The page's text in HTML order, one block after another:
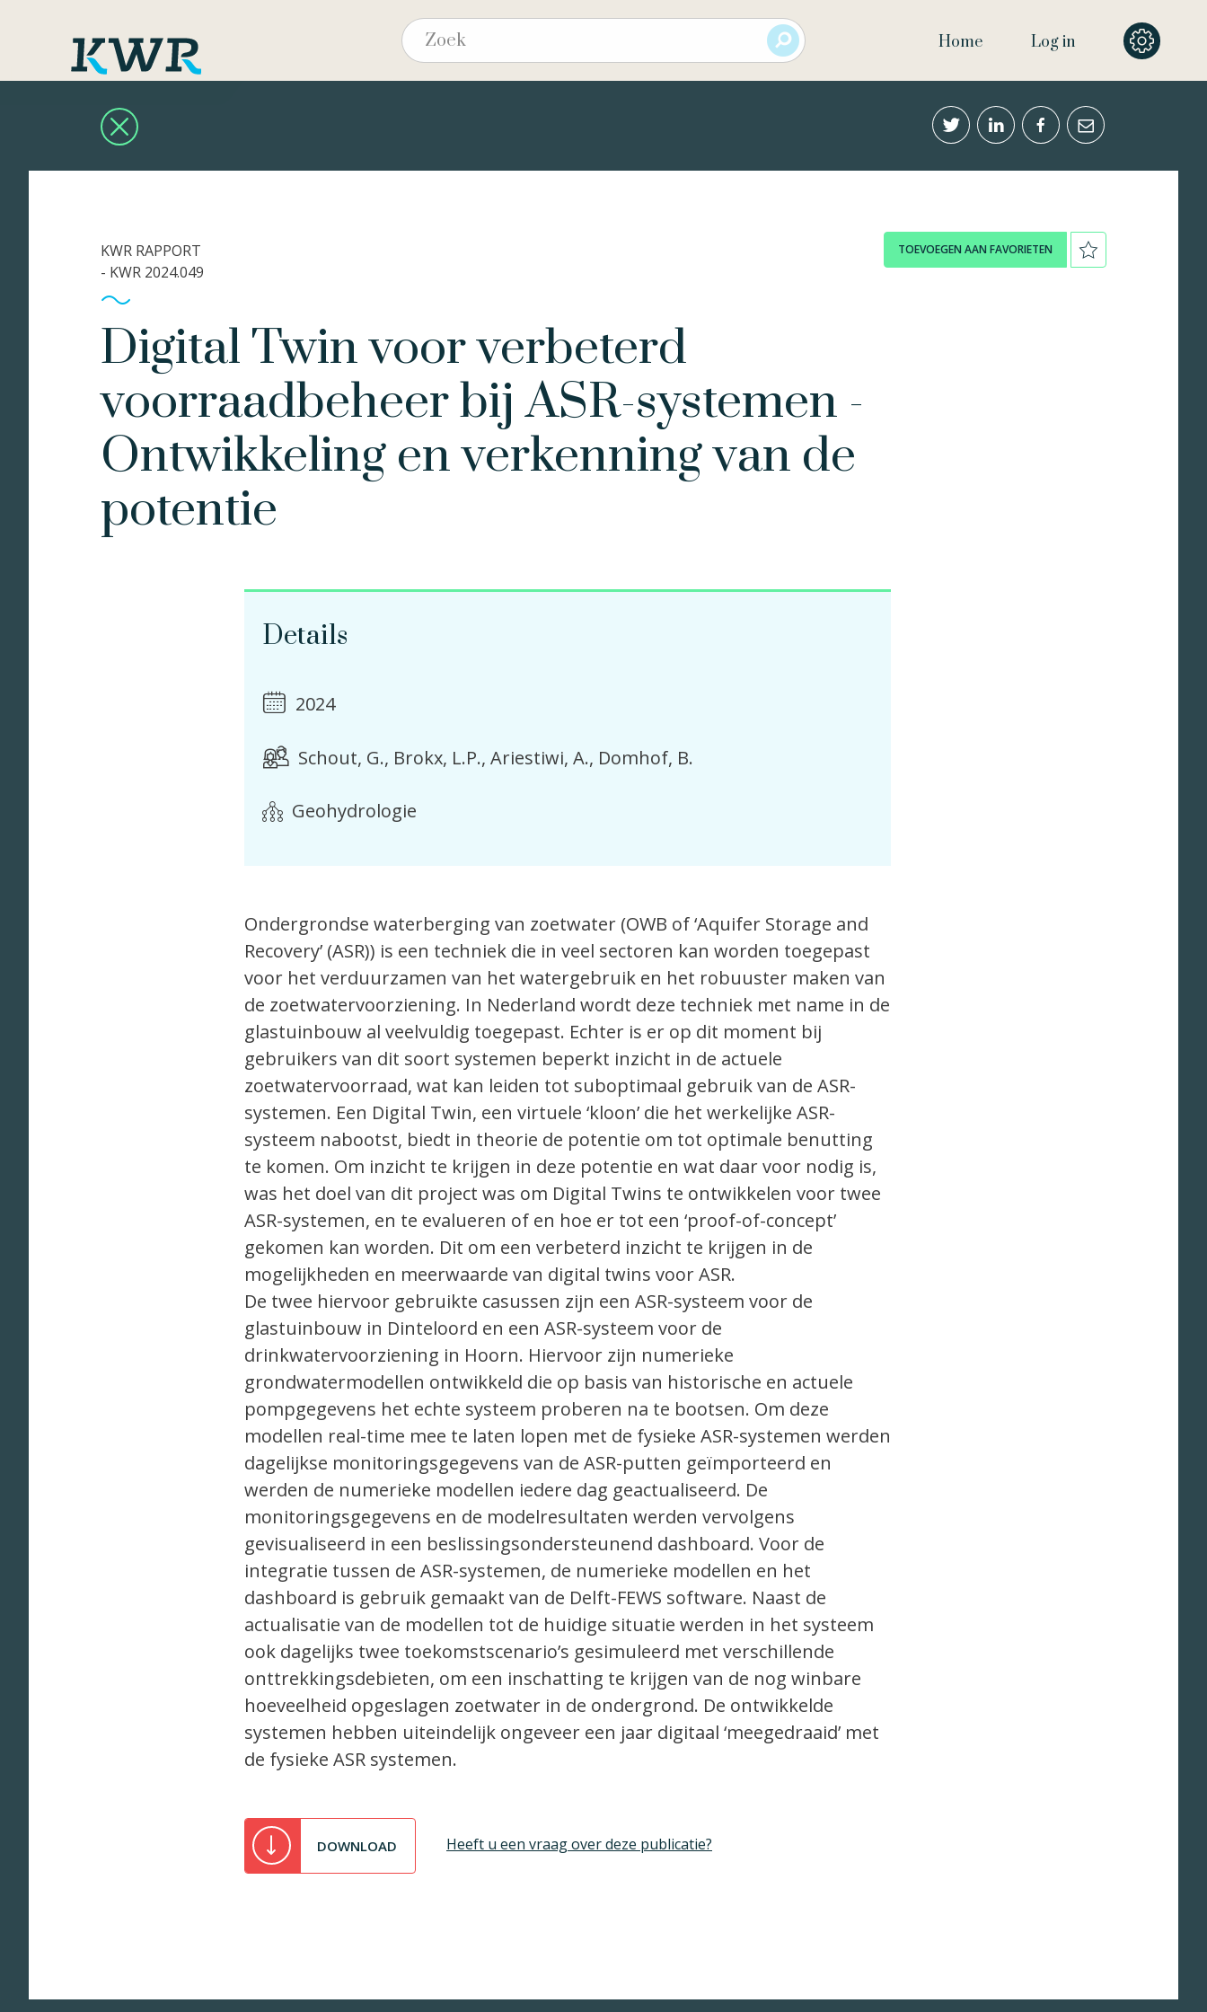
Home Log in
KWR RAPPORT
- KWR 2024.049
TOEVOEGEN AAN FAVORIETEN
Digital Twin voor verbeterd
voorraadbeheer bij ASR-systemen -
Ontwikkeling en verkenning van de
potentie
Details
2024
Schout, G. Brokx, L.P. Ariestiwi, A. Domhof, B.
Geohydrologie
Ondergrondse waterberging van zoetwater (OWB of ‘Aquifer Storage and
Recovery’ (ASR)) is een techniek die in veel sectoren kan worden toegepast
voor het verduurzamen van het watergebruik en het robuuster maken van
de zoetwatervoorziening. In Nederland wordt deze techniek met name in de
glastuinbouw al veelvuldig toegepast. Echter is er op dit moment bij
gebruikers van dit soort systemen beperkt inzicht in de actuele
zoetwatervoorraad, wat kan leiden tot suboptimaal gebruik van de ASR-
systemen. Een Digital Twin, een virtuele ‘kloon’ die het werkelijke ASR-
systeem nabootst, biedt in theorie de potentie om tot optimale benutting
te komen. Om inzicht te krijgen in deze potentie en wat daar voor nodig is,
was het doel van dit project was om Digital Twins te ontwikkelen voor twee
ASR-systemen, en te evalueren of en hoe er tot een ‘proof-of-concept’
gekomen kan worden. Dit om een verbeterd inzicht te krijgen in de
mogelijkheden en meerwaarde van digital twins voor ASR.
De twee hiervoor gebruikte casussen zijn een ASR-systeem voor de
glastuinbouw in Dinteloord en een ASR-systeem voor de
drinkwatervoorziening in Hoorn. Hiervoor zijn numerieke
grondwatermodellen ontwikkeld die op basis van historische en actuele
pompgegevens het echte systeem proberen na te bootsen. Om deze
modellen real-time mee te laten lopen met de fysieke ASR-systemen werden
dagelijkse monitoringsgegevens van de ASR-putten geïmporteerd en
werden de numerieke modellen iedere dag geactualiseerd. De
monitoringsgegevens en de modelresultaten werden vervolgens
gevisualiseerd in een beslissingsondersteunend dashboard. Voor de
integratie tussen de ASR-systemen, de numerieke modellen en het
dashboard is gebruik gemaakt van de Delft-FEWS software. Naast de
actualisatie van de modellen tot de huidige situatie werden in het systeem
ook dagelijks twee toekomstscenario’s gesimuleerd met verschillende
onttrekkingsdebieten, om een inschatting te krijgen van de nog winbare
hoeveelheid opgeslagen zoetwater in de ondergrond. De ontwikkelde
systemen hebben uiteindelijk ongeveer een jaar digitaal ‘meegedraaid’ met
de fysieke ASR systemen.
DOWNLOAD Heeft u een vraag over deze publicatie?